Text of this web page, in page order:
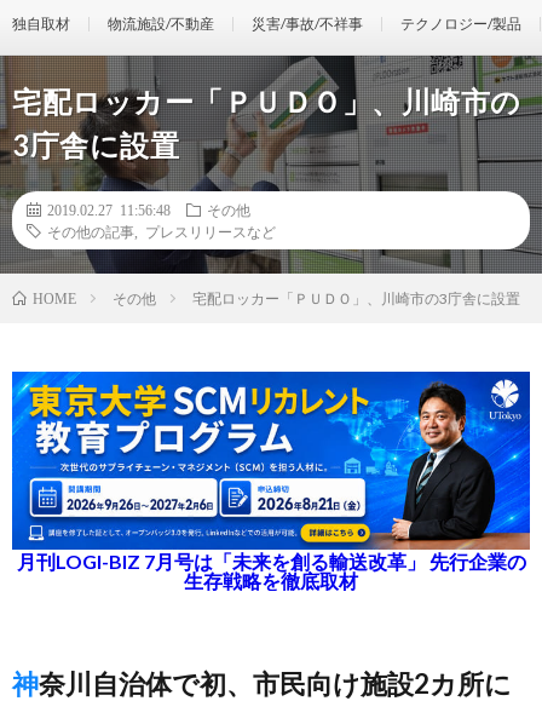
独自取材 物流施設/不動産 災害/事故/不祥事 テクノロジー/製品
宅配ロッカー「ＰＵＤＯ」、川崎市の
3庁舎に設置
2019.02.27 11:56:48
その他
その他の記事
プレスリリースなど
HOME その他 宅配ロッカー「ＰＵＤＯ」、川崎市の3庁舎に設置
月刊LOGI-BIZ 7月号は「未来を創る輸送改革」 先行企業の
生存戦略を徹底取材
神奈川自治体で初、市民向け施設2カ所に